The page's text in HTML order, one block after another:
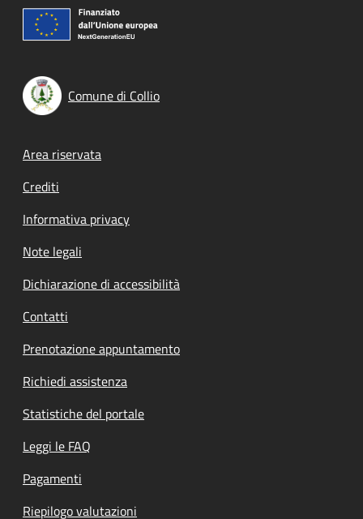
Comune di Collio
Footer menu
Area riservata
Crediti
Informativa privacy
Note legali
Dichiarazione di accessibilità
Contatti
Prenotazione appuntamento
Richiedi assistenza
Statistiche del portale
Leggi le FAQ
Pagamenti
Riepilogo valutazioni